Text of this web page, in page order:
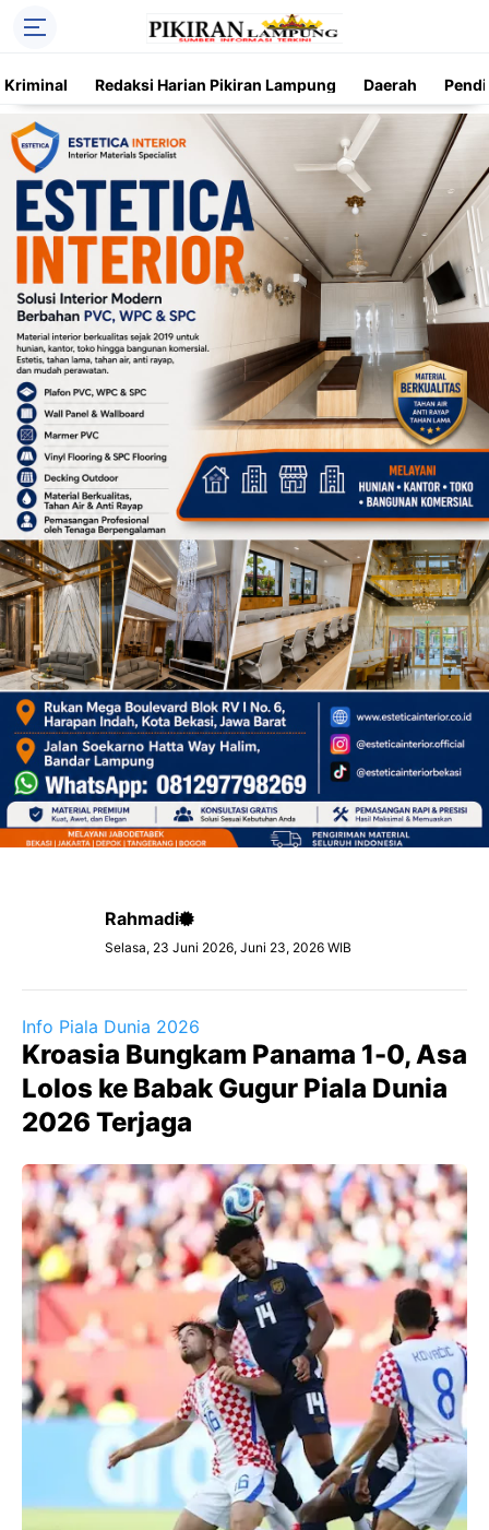
Kriminal Redaksi Harian Pikiran Lampung Daerah
Trending Kriminal Nasional
Rahmadi
Selasa, 23 Juni 2026, Juni 23, 2026 WIB
Info Piala Dunia 2026
Kroasia Bungkam Panama 1-0, Asa
Lolos ke Babak Gugur Piala Dunia
2026 Terjaga